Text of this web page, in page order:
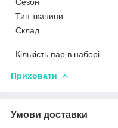
Тип тканини
Склад
Кількість пар в наборі
Приховати
Умови доставки